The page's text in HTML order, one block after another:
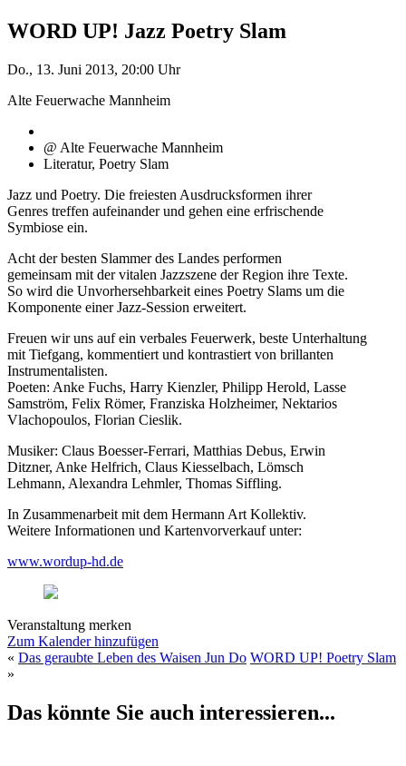
WORD UP! Jazz Poetry Slam
Do., 13. Juni 2013, 20:00 Uhr
Alte Feuerwache Mannheim
@ Alte Feuerwache Mannheim
Literatur, Poetry Slam
Jazz und Poetry. Die freiesten Ausdrucksformen ihrer
Genres treffen aufeinander und gehen eine erfrischende
Symbiose ein.
Acht der besten Slammer des Landes performen
gemeinsam mit der vitalen Jazzszene der Region ihre Texte.
So wird die Unvorhersehbarkeit eines Poetry Slams um die
Komponente einer Jazz-Session erweitert.
Freuen wir uns auf ein verbales Feuerwerk, beste Unterhaltung
mit Tiefgang, kommentiert und kontrastiert von brillanten
Instrumentalisten.
Poeten: Anke Fuchs, Harry Kienzler, Philipp Herold, Lasse
Samström, Felix Römer, Franziska Holzheimer, Nektarios
Vlachopoulos, Florian Cieslik.
Musiker: Claus Boesser-Ferrari, Matthias Debus, Erwin
Ditzner, Anke Helfrich, Claus Kiesselbach, Lömsch
Lehmann, Alexandra Lehmler, Thomas Siffling.
In Zusammenarbeit mit dem Hermann Art Kollektiv.
Weitere Informationen und Kartenvorverkauf unter:
www.wordup-hd.de
Veranstaltung merken
Zum Kalender hinzufügen
« Das geraubte Leben des Waisen Jun Do WORD UP! Poetry Slam
»
Das könnte Sie auch interessieren...